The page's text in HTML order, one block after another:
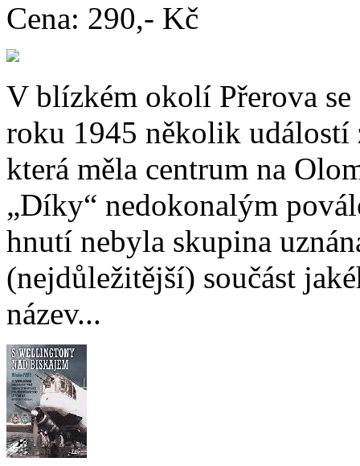
Cena: 290,- Kč
V blízkém okolí Přerova
roku 1945 několik událostí
která měla centrum na
„Díky“ nedokonalým
hnutí nebyla skupina
(nejdůležitější) součást
název...